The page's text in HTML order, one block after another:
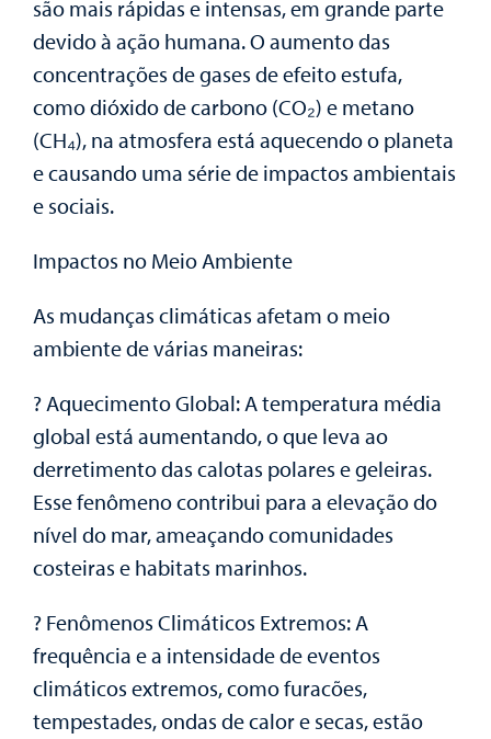
são mais rápidas e intensas, em grande parte
devido à ação humana. O aumento das
concentrações de gases de efeito estufa,
como dióxido de carbono (CO₂) e metano
(CH₄), na atmosfera está aquecendo o planeta
e causando uma série de impactos ambientais
e sociais.
Impactos no Meio Ambiente
As mudanças climáticas afetam o meio
ambiente de várias maneiras:
?️ Aquecimento Global: A temperatura média
global está aumentando, o que leva ao
derretimento das calotas polares e geleiras.
Esse fenômeno contribui para a elevação do
nível do mar, ameaçando comunidades
costeiras e habitats marinhos.
?️ Fenômenos Climáticos Extremos: A
frequência e a intensidade de eventos
climáticos extremos, como furacões,
tempestades, ondas de calor e secas, estão